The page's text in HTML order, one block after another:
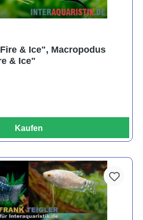
& Ice", Macropodus
& Ice"
Kaufen